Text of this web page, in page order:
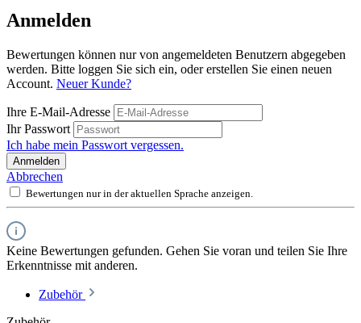
Anmelden
Bewertungen können nur von angemeldeten Benutzern abgegeben
werden. Bitte loggen Sie sich ein, oder erstellen Sie einen neuen
Account. Neuer Kunde?
Ihre E-Mail-Adresse
Ihr Passwort
Ich habe mein Passwort vergessen.
Anmelden
Abbrechen
Bewertungen nur in der aktuellen Sprache anzeigen.
Keine Bewertungen gefunden. Gehen Sie voran und teilen Sie Ihre
Erkenntnisse mit anderen.
Zubehör